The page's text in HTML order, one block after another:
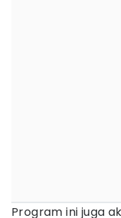
Program ini juga